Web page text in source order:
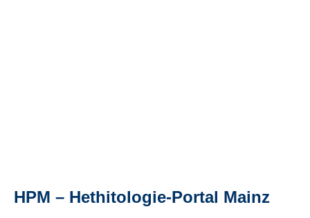
HPM – Hethitologie-Portal Mainz